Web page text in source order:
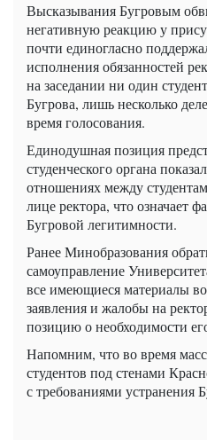
Высказывания Бугровым
негативную реакцию у
почти единогласно
исполнения обязанностей
на заседании ни один
Бугрова, лишь несколько
время голосования.
Единодушная позиция
студенческого органа
отношениях между
лице ректора, что означает
Бугровой легитимности.
Ранее Минобразования
самоуправление
все имеющиеся материалы
заявления и жалобы на
позицию о необходимости
Напомним, что во время
студентов под стенами
с требованиями устранения